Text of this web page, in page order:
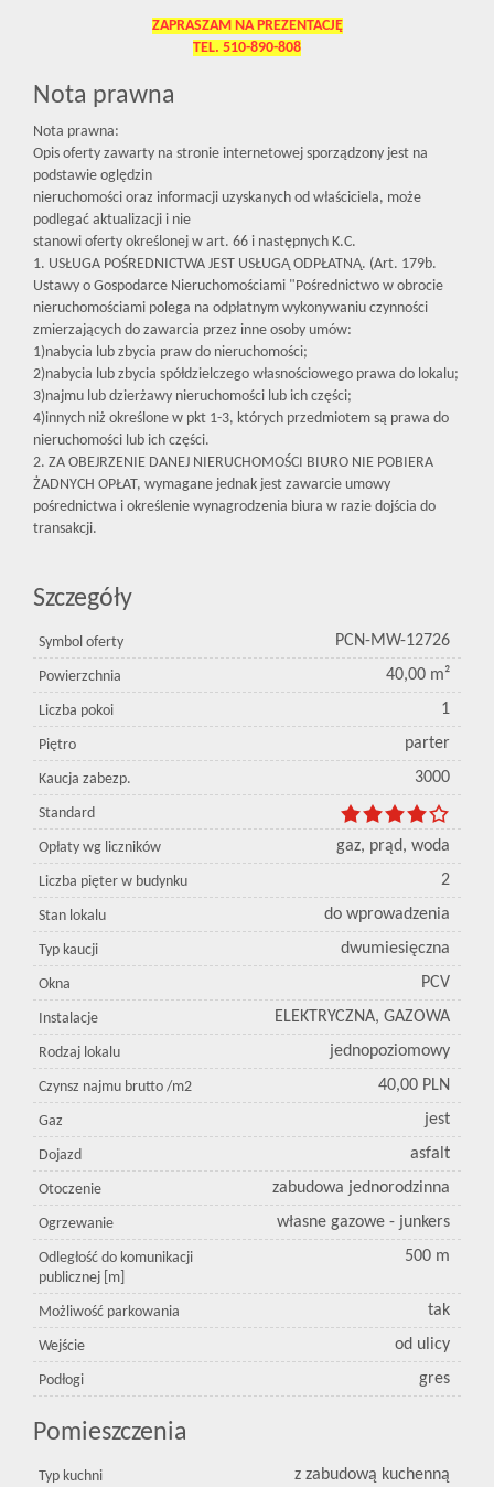
ZAPRASZAM NA PREZENTACJĘ
TEL. 510-890-808
Nota prawna
Nota prawna:
Opis oferty zawarty na stronie internetowej sporządzony jest na
podstawie oględzin
nieruchomości oraz informacji uzyskanych od właściciela, może
podlegać aktualizacji i nie
stanowi oferty określonej w art. 66 i następnych K.C.
1. USŁUGA POŚREDNICTWA JEST USŁUGĄ ODPŁATNĄ. (Art. 179b.
Ustawy o Gospodarce Nieruchomościami "Pośrednictwo w obrocie
nieruchomościami polega na odpłatnym wykonywaniu czynności
zmierzających do zawarcia przez inne osoby umów:
1)nabycia lub zbycia praw do nieruchomości;
2)nabycia lub zbycia spółdzielczego własnościowego prawa do lokalu;
3)najmu lub dzierżawy nieruchomości lub ich części;
4)innych niż określone w pkt 1-3, których przedmiotem są prawa do
nieruchomości lub ich części.
2. ZA OBEJRZENIE DANEJ NIERUCHOMOŚCI BIURO NIE POBIERA
ŻADNYCH OPŁAT, wymagane jednak jest zawarcie umowy
pośrednictwa i określenie wynagrodzenia biura w razie dojścia do
transakcji.
Szczegóły
Symbol oferty PCN-MW-12726
Powierzchnia 40,00 m²
Liczba pokoi 1
Piętro parter
Kaucja zabezp. 3000
Standard
Opłaty wg liczników gaz, prąd, woda
Liczba pięter w budynku 2
Stan lokalu do wprowadzenia
Typ kaucji dwumiesięczna
Okna PCV
Instalacje ELEKTRYCZNA, GAZOWA
Rodzaj lokalu jednopoziomowy
Czynsz najmu brutto /m2 40,00 PLN
Gaz jest
Dojazd asfalt
Otoczenie zabudowa jednorodzinna
Ogrzewanie własne gazowe - junkers
Odległość do komunikacji
publicznej [m]
500 m
Możliwość parkowania tak
Wejście od ulicy
Podłogi gres
Pomieszczenia
Typ kuchni z zabudową kuchenną